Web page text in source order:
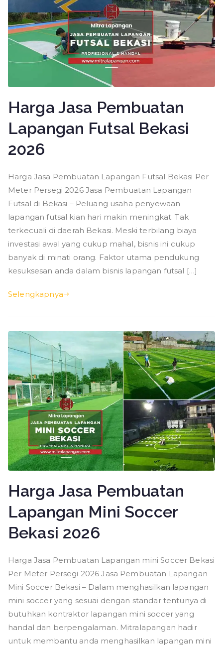
Harga Jasa Pembuatan
Lapangan Futsal Bekasi
2026
Harga Jasa Pembuatan Lapangan Futsal Bekasi Per
Meter Persegi 2026 Jasa Pembuatan Lapangan
Futsal di Bekasi – Peluang usaha penyewaan
lapangan futsal kian hari makin meningkat. Tak
terkecuali di daerah Bekasi. Meski terbilang biaya
investasi awal yang cukup mahal, bisnis ini cukup
banyak di minati orang. Faktor utama pendukung
kesuksesan anda dalam bisnis lapangan futsal […]
Selengkapnya
Harga Jasa Pembuatan
Lapangan Mini Soccer
Bekasi 2026
Harga Jasa Pembuatan Lapangan mini Soccer Bekasi
Per Meter Persegi 2026 Jasa Pembuatan Lapangan
Mini Soccer Bekasi – Dalam menghasilkan lapangan
mini soccer yang sesuai dengan standar tentunya di
butuhkan kontraktor lapangan mini soccer yang
handal dan berpengalaman. Mitralapangan hadir
untuk membantu anda menghasilkan lapangan mini